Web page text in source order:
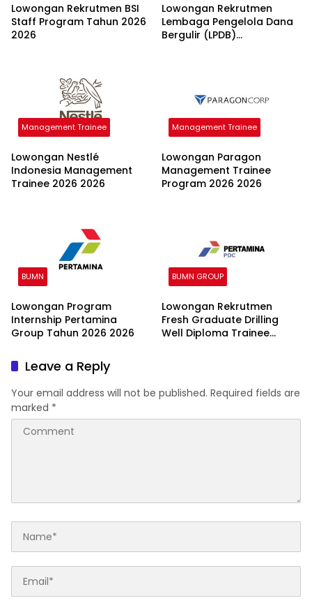
Lowongan Rekrutmen BSI
Staff Program Tahun 2026
2026
Lowongan Rekrutmen
Lembaga Pengelola Dana
Bergulir (LPDB)
Management Trainee
Lowongan Nestlé
Indonesia Management
Trainee 2026 2026
Management Trainee
Lowongan Paragon
Management Trainee
Program 2026 2026
BUMN
Lowongan Program
Internship Pertamina
Group Tahun 2026 2026
BUMN GROUP
Lowongan Rekrutmen
Fresh Graduate Drilling
Well Diploma Trainee
Leave a Reply
Your email address will not be published. Required fields are
marked *